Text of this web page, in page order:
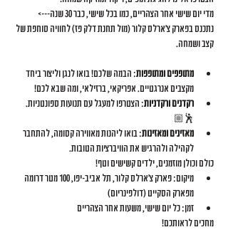
מדי יום שישי אחר הצהריים, כמו בכל שישי, כבר 30 שנה--->
נתכנס בפארק צ'ארלס קלור (מול תחנת דלק פז) לחוויה סוחפת של
קצב ושמחה.
מתופפים ומתופפות: הבמה שלכם! בואו לנגן וליצור ביחד
מקצבים אנרגטיים. אפריקאי, ברזילאי, ומה שבא לכם!
רקדנים ורקדניות: הצטרפו למעגל עם תנועות ספונטניות.
🕺🏼
מאזינים ומאזינות: בואו ליהנות מאווירה קסומה, להתחבר
לקהילה ולהרגיש את הוויברציות הטובות.
כולם וכולן מוזמנים, ילדים קשישים וטף!
מיקום: פארק צ'ארלס קלור, תל אביב-יפו, 100 מטר דרומה
מפארק הסקייט (דולפינריום)
זמן: כל יום שישי, משעות אחר הצהריים
מחכים לראותכם!